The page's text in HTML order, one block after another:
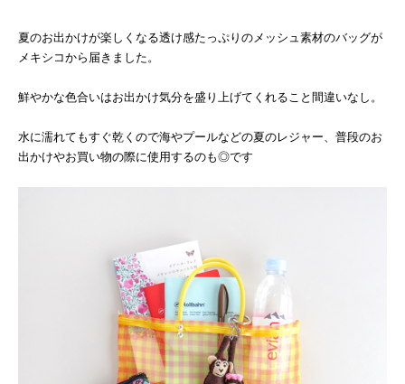
夏のお出かけが楽しくなる透け感たっぷりのメッシュ素材のバッグが
メキシコから届きました。
鮮やかな色合いはお出かけ気分を盛り上げてくれること間違いなし。
水に濡れてもすぐ乾くので海やプールなどの夏のレジャー、普段のお
出かけやお買い物の際に使用するのも◎です